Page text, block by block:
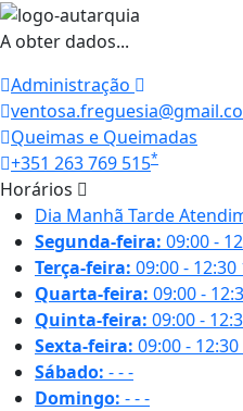
A obter dados...
Administração
Queimas e Queimadas
+351 263 769 515*
Horários
Dia Manhã Tarde
Segunda-feira: 09:00 -
Terça-feira: 09:00 - 12:30
Quarta-feira: 09:00 -
Quinta-feira: 09:00 -
Sexta-feira: 09:00 - 12:30
Sábado: ---
Domingo: ---